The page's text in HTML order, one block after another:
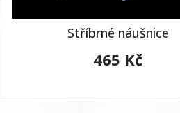
Stříbrné náušnice
465 Kč